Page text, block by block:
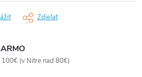
Zdieľať
(v Nitre nad 80€)